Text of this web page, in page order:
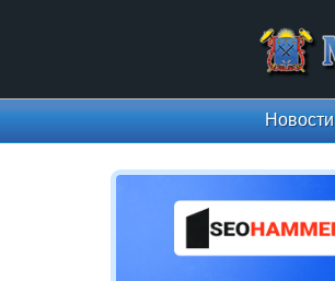
Новости